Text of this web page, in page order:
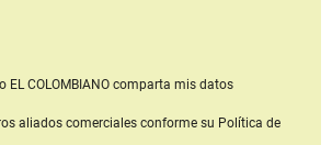
EL COLOMBIANOcomparta mis datos
aliados comerciales conforme su Política de